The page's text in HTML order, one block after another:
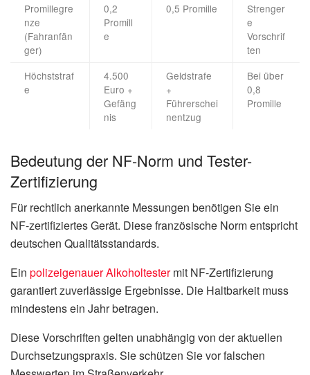
Promillegre
nze
(Fahranfän
ger)
0,2
Promill
e
0,5 Promille
Strenger
e
Vorschrif
ten
Höchststraf
e
4.500
Euro +
Gefäng
nis
Geldstrafe
+
Führerschei
nentzug
Bei über
0,8
Promille
Bedeutung der NF-Norm und Tester-
Zertifizierung
Für rechtlich anerkannte Messungen benötigen Sie ein
NF-zertifiziertes Gerät. Diese französische Norm entspricht
deutschen Qualitätsstandards.
Ein polizeigenauer Alkoholtestermit NF-Zertifizierung
garantiert zuverlässige Ergebnisse. Die Haltbarkeit muss
mindestens ein Jahr betragen.
Diese Vorschriften gelten unabhängig von der aktuellen
Durchsetzungspraxis. Sie schützen Sie vor falschen